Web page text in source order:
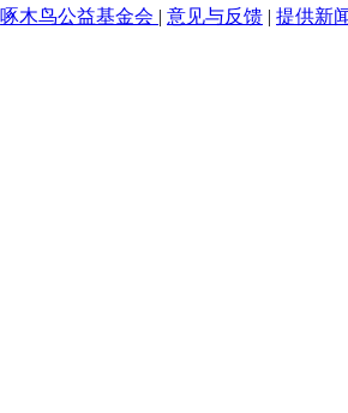
啄木鸟公益基金会 | 意见与反馈 | 提供新